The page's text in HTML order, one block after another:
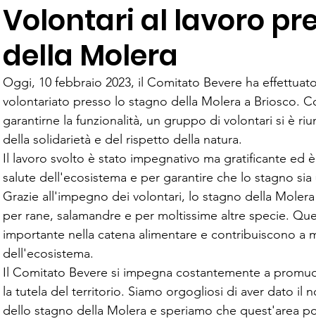
Volontari al lavoro
della Molera
Oggi, 10 febbraio 2023, il Comitato Bevere ha
volontariato presso lo stagno della Molera a Briosco.
garantirne la funzionalità, un gruppo di volontari si è
della solidarietà e del rispetto della natura.
Il lavoro svolto è stato impegnativo ma gratificante ed
salute dell'ecosistema e per garantire che lo stagno
Grazie all'impegno dei volontari, lo stagno della
per rane, salamandre e per moltissime altre specie.
importante nella catena alimentare e contribuiscono a
dell'ecosistema.
Il Comitato Bevere si impegna costantemente a
la tutela del territorio. Siamo orgogliosi di aver dato il
dello stagno della Molera e speriamo che quest'area